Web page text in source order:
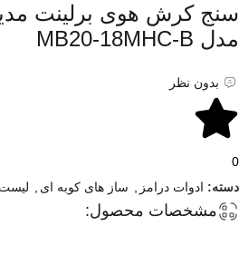
مدل MB20-18MHC-B
بدون نظر
0
دسته: ادوات درامز , ساز های کوبه ای , لیست
مشخصات محصول: